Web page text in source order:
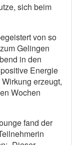
sich beim
von so
Gelingen
in den
Energie
erzeugt,
Wochen
fand der